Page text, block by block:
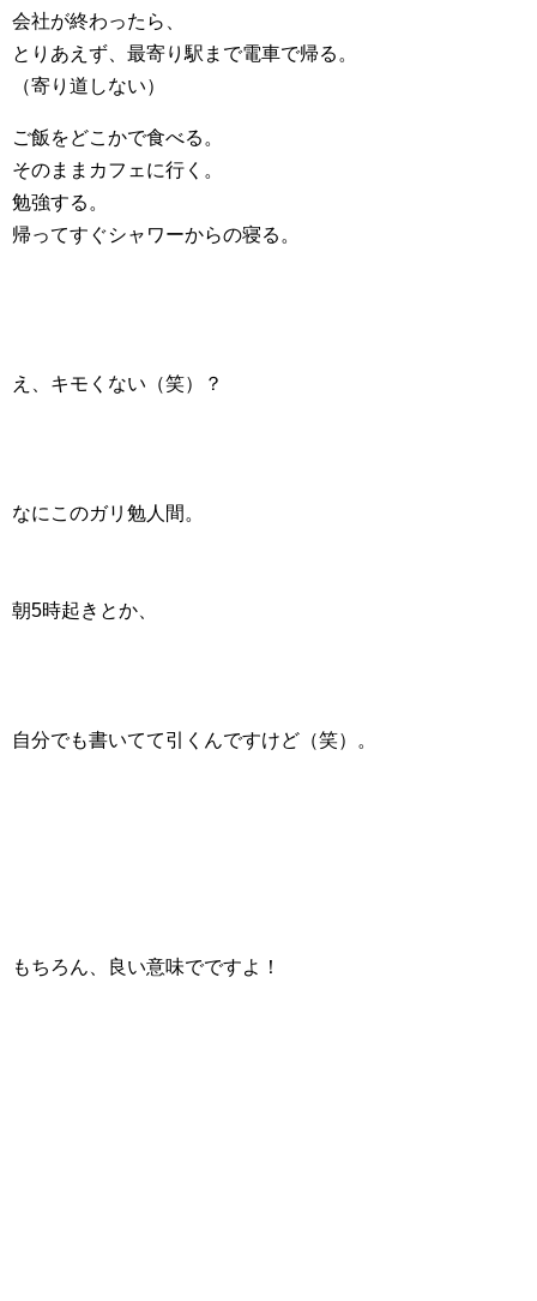
会社が終わったら、
とりあえず、最寄り駅まで電車で帰る。
（寄り道しない）
ご飯をどこかで食べる。
そのままカフェに行く。
勉強する。
帰ってすぐシャワーからの寝る。
え、キモくない（笑）？
なにこのガリ勉人間。
朝5時起きとか、
自分でも書いてて引くんですけど（笑）。
もちろん、良い意味でですよ！